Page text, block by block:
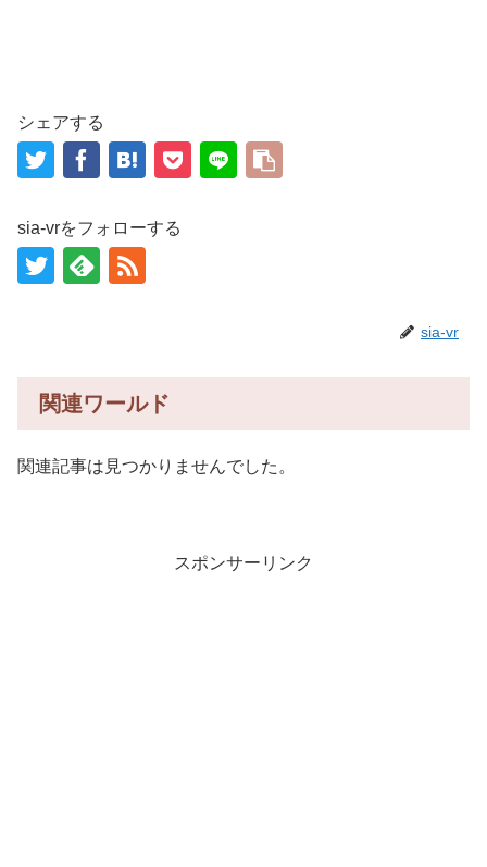
シェアする
sia-vrをフォローする
sia-vr
関連ワールド
関連記事は見つかりませんでした。
スポンサーリンク